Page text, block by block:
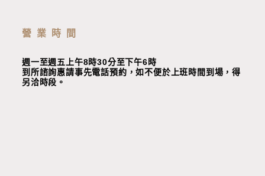
營業時間
週一至週五上午8時30分至下午6時
到所諮詢惠請事先電話預約，如不便於上班時間到場，得
另洽時段 。